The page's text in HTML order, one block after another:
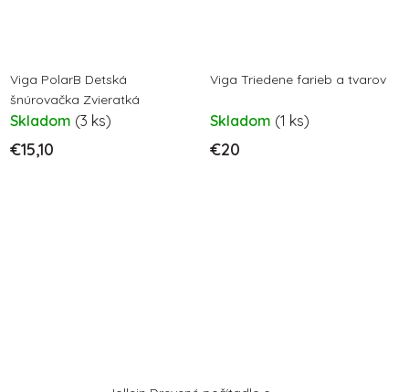
Viga PolarB Detská
šnúrovačka Zvieratká
Skladom (3 ks)
€15,10
Viga Triedene farieb a tvarov
Skladom (1 ks)
€20